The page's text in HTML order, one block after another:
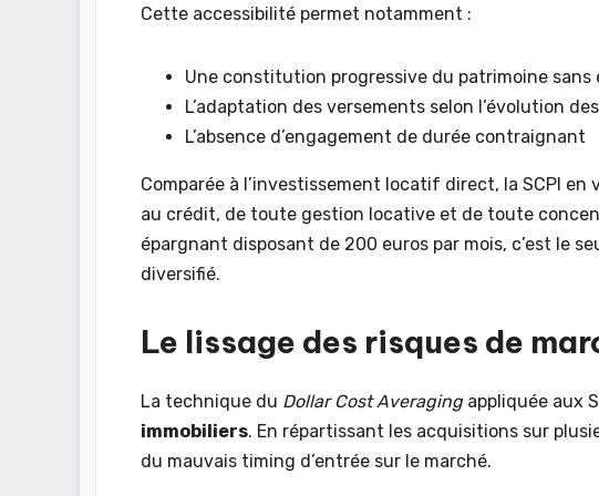
Cette accessibilité permet notamment :
Une constitution progressive du patrimoine
L’adaptation des versements selon l’évolution
L’absence d’engagement de durée contraignant
Comparée à l’investissement locatif direct, la SCPI
au crédit, de toute gestion locative et de toute
épargnant disposant de 200 euros par mois, c’est le
diversifié.
Le lissage des risques de
La technique du Dollar Cost Averagingappliquée aux
immobiliers. En répartissant les acquisitions sur
du mauvais timing d’entrée sur le marché.